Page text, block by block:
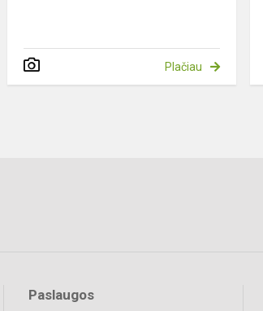
Plačiau
Paslaugos